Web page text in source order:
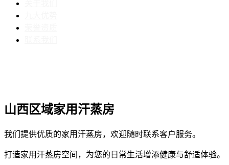
山西区域家用汗蒸房
我们提供优质的家用汗蒸房，欢迎随时联系客户服务。
打造家用汗蒸房空间，为您的日常生活增添健康与舒适体验。